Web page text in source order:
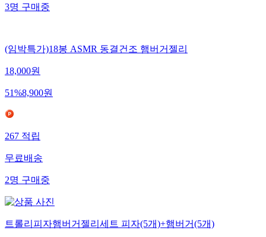
3명구매중
(임박특가)18봉 ASMR 동결건조 햄버거젤리
18,000원
51%8,900원
267적립
무료배송
2명구매중
트롤리피자햄버거젤리세트 피자(5개)+햄버거(5개)